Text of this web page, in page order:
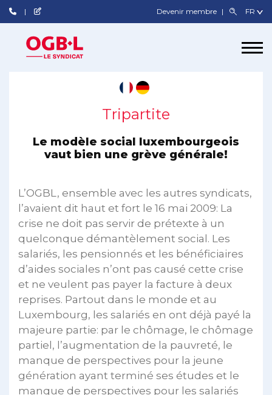
Devenir membre
Tripartite
Le modèle social luxembourgeois
vaut bien une grève générale!
L’OGBL, ensemble avec les autres syndicats,
l’avaient dit haut et fort le 16 mai 2009: La
crise ne doit pas servir de prétexte à un
quelconque démantèlement social. Les
salariés, les pensionnés et les bénéficiaires
d’aides sociales n’ont pas causé cette crise
et ne veulent pas payer la facture à deux
reprises. Partout dans le monde et au
Luxembourg, les salariés en ont déjà payé la
majeure partie: par le chômage, le chômage
partiel, l’augmentation de la pauvreté, le
manque de perspectives pour la jeune
génération ayant terminé ses études et le
manque de perspectives pour les salariés